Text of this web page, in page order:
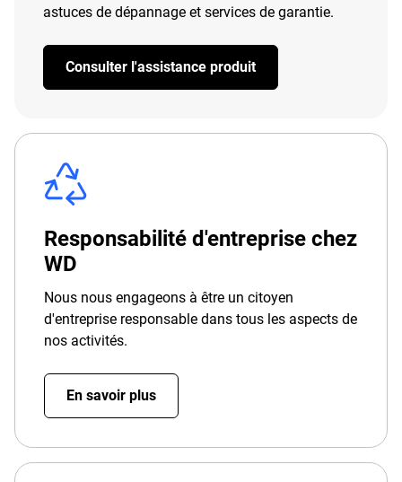
astuces de dépannage et services de garantie.
Consulter l'assistance produit
Responsabilité d'entreprise chez
WD
Nous nous engageons à être un citoyen
d'entreprise responsable dans tous les aspects de
nos activités.
En savoir plus